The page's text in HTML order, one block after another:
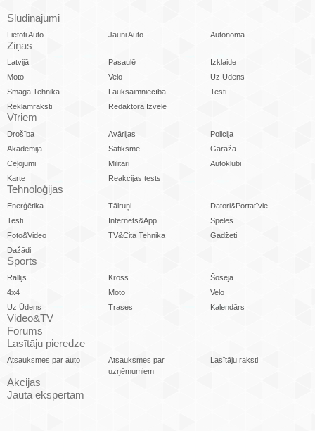
Sludinājumi
Lietoti Auto Jauni Auto Autonoma
Ziņas
Latvijā Pasaulē
Izklaide
Moto
Velo
Uz Ūdens
Smagā Tehnika
Lauksaimniecība
Testi
Reklāmraksti
Redaktora Izvēle
Vīriem
Drošība Avārijas
Policija
Akadēmija
Satiksme
Garāžā
Ceļojumi
Militāri
Autoklubi
Karte
Reakcijas tests
Tehnoloģijas
Enerģētika Tālruņi
Datori&Portatīvie
Testi
Internets&App
Spēles
Foto&Video
TV&Cita Tehnika
Gadžeti
Dažādi
Sports
Rallijs Kross
Šoseja
4x4
Moto
Velo
Uz Ūdens
Trases Kalendārs
Video&TV
Forums
Lasītāju pieredze
Atsauksmes par auto
Atsauksmes par
uzņēmumiem
Lasītāju raksti
Akcijas
Jautā ekspertam